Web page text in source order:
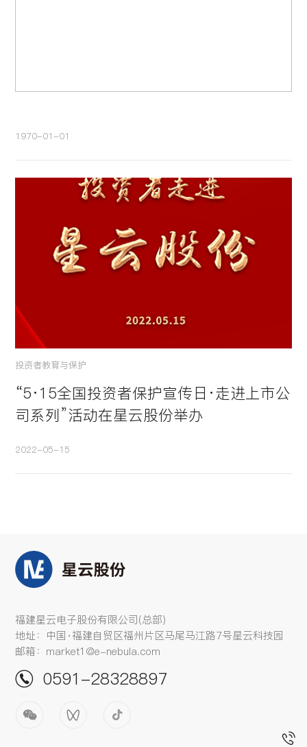
1970-01-01
投资者教育与保护
“5·15全国投资者保护宣传日·走进上市公
司系列”活动在星云股份举办
2022-05-15
福建星云电子股份有限公司(总部)
地址：中国·福建自贸区福州片区马尾马江路7号星云科技园
邮箱：market1@e-nebula.com
0591-28328897